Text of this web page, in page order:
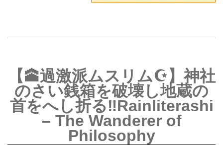
【🕋過激派ムスリム☪️】神社
のさい銭箱を破壊し地蔵の
首をへし折る‼️Rainliterashi
– The Wanderer of
Philosophy